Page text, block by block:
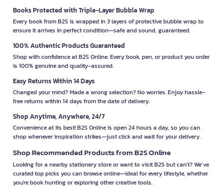
Books Protected with Triple-Layer Bubble Wrap
Every book from B2S is wrapped in 3 layers of protective bubble wrap to
ensure it arrives in perfect condition—safe and sound, guaranteed.
100% Authentic Products Guaranteed
Shop with confidence at B2S Online. Every book, pen, or product you order
is 100% genuine and quality-assured.
Easy Returns Within 14 Days
Changed your mind? Made a wrong selection? No worries. Enjoy hassle-
free returns within 14 days from the date of delivery.
Shop Anytime, Anywhere, 24/7
Convenience at its best! B2S Online is open 24 hours a day, so you can
shop whenever inspiration strikes—just click and wait for your delivery.
Shop Recommended Products from B2S Online
Looking for a nearby stationery store or want to visit B2S but can't? We’ve
curated top picks you can browse online—ideal for every lifestyle, whether
you're book hunting or exploring other creative tools.